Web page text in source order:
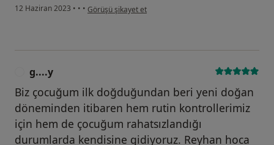
12 Haziran 2023 • • • kullanıcının görüşüne göre s....b
Görüşü şikayet et
g....y
Biz çocuğum ilk doğduğundan beri yeni doğan
döneminden itibaren hem rutin kontrollerimiz
için hem de çocuğum rahatsızlandığı
durumlarda kendisine gidiyoruz. Reyhan hoca